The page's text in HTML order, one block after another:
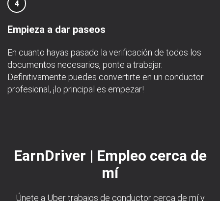
4
Empieza a dar paseos
En cuanto hayas pasado la verificación de todos los
documentos necesarios, ponte a trabajar.
Definitivamente puedes convertirte en un conductor
profesional, ¡lo principal es empezar!
EarnDriver | Empleo cerca de
mí
Únete a Uber trabajos de conductor cerca de mí y